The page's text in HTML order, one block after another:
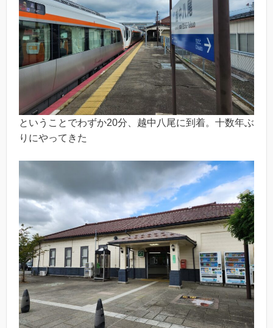
ということでわずか20分、越中八尾に到着。十数年ぶ
りにやってきた